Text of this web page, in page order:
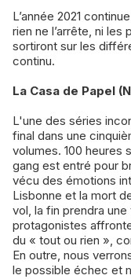
L’année 2021 continue d’avancer à un rythme accéléré et
rien ne l’arrête, ni
sortiront sur les
continu.
La Casa de Papel
L'une des séries
final dans une
volumes. 100 heures
gang est entré pour
vécu des émotions
Lisbonne et la mort
vol, la fin prendra
protagonistes
du « tout ou rien »,
En outre, nous
le possible échec et